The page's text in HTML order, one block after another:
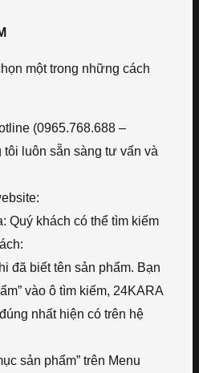
một trong những cách
(0965.768.688 –
luôn sẵn sàng tư vấn và
Quý khách có thể tìm kiếm
đã biết tên sản phẩm. Bạn
vào ô tìm kiếm, 24KARA
nhất hiện có trên hệ
sản phẩm” trên Menu